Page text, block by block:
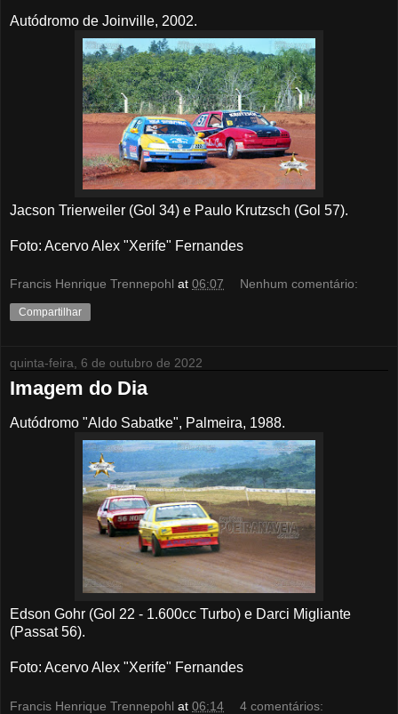
Autódromo de Joinville, 2002.
Jacson Trierweiler (Gol 34) e Paulo Krutzsch (Gol 57).
Foto: Acervo Alex "Xerife" Fernandes
Francis Henrique Trennepohl at 06:07 Nenhum comentário:
Compartilhar
quinta-feira, 6 de outubro de 2022
Imagem do Dia
Autódromo "Aldo Sabatke", Palmeira, 1988.
Edson Gohr (Gol 22 - 1.600cc Turbo) e Darci Migliante
(Passat 56).
Foto: Acervo Alex "Xerife" Fernandes
Francis Henrique Trennepohl at 06:14 4 comentários: